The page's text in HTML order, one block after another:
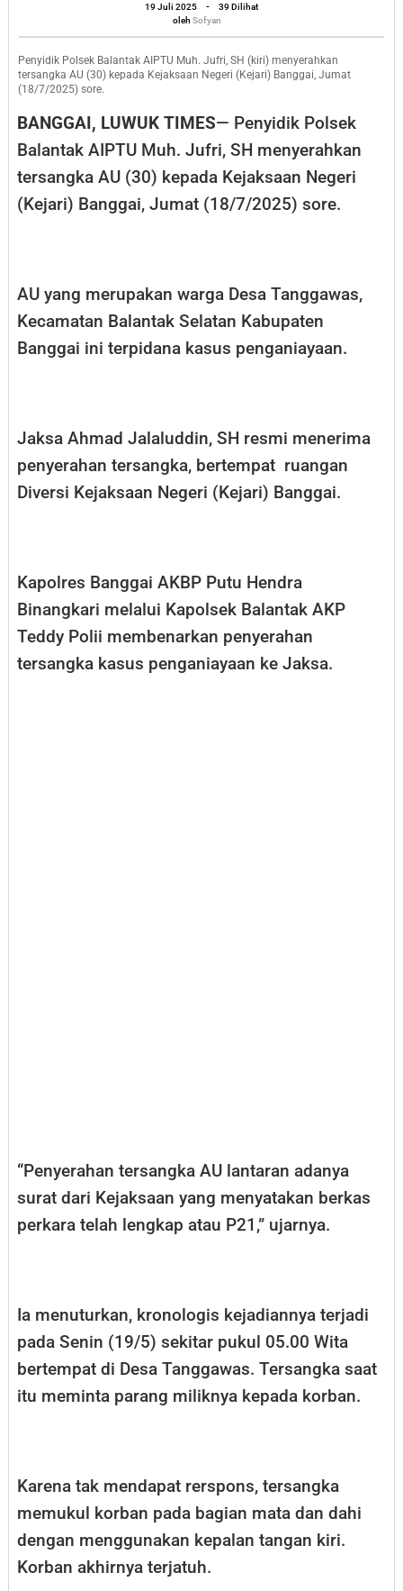
Polsek
Balantak
ke
Banggai
19 Juli 2025
oleh
Sofyan
-
39 Dilihat
oleh Sofyan
Penyidik Polsek Balantak AIPTU Muh. Jufri, SH (kiri) menyerahkan
tersangka AU (30) kepada Kejaksaan Negeri (Kejari) Banggai, Jumat
(18/7/2025) sore.
BANGGAI, LUWUK TIMES— Penyidik Polsek
Balantak AIPTU Muh. Jufri, SH menyerahkan
tersangka AU (30) kepada Kejaksaan Negeri
(Kejari) Banggai, Jumat (18/7/2025) sore.
AU yang merupakan warga Desa Tanggawas,
Kecamatan Balantak Selatan Kabupaten
Banggai ini terpidana kasus penganiayaan.
Jaksa Ahmad Jalaluddin, SH resmi menerima
penyerahan tersangka, bertempat ruangan
Diversi Kejaksaan Negeri (Kejari) Banggai.
Kapolres Banggai AKBP Putu Hendra
Binangkari melalui Kapolsek Balantak AKP
Teddy Polii membenarkan penyerahan
tersangka kasus penganiayaan ke Jaksa.
“Penyerahan tersangka AU lantaran adanya
surat dari Kejaksaan yang menyatakan berkas
perkara telah lengkap atau P21,” ujarnya.
Ia menuturkan, kronologis kejadiannya terjadi
pada Senin (19/5) sekitar pukul 05.00 Wita
bertempat di Desa Tanggawas. Tersangka saat
itu meminta parang miliknya kepada korban.
Karena tak mendapat rerspons, tersangka
memukul korban pada bagian mata dan dahi
dengan menggunakan kepalan tangan kiri.
Korban akhirnya terjatuh.